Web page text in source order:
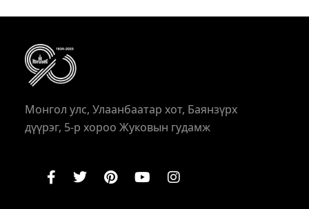
Монгол улс, Улаанбаатар хот, Баянзүрх
дүүрэг, 5-р хороо Жуковын гудамж